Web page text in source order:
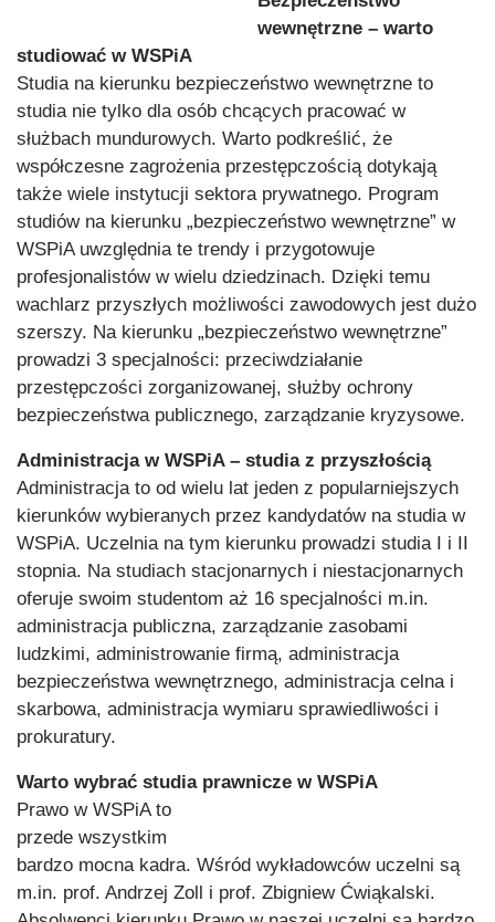
wewnętrzne – warto
studiować w WSPiA
Studia na kierunku bezpieczeństwo wewnętrzne to
studia nie tylko dla osób chcących pracować w
służbach mundurowych. Warto podkreślić, że
współczesne zagrożenia przestępczością dotykają
także wiele instytucji sektora prywatnego. Program
studiów na kierunku „bezpieczeństwo wewnętrzne” w
WSPiA uwzględnia te trendy i przygotowuje
profesjonalistów w wielu dziedzinach. Dzięki temu
wachlarz przyszłych możliwości zawodowych jest dużo
szerszy. Na kierunku „bezpieczeństwo wewnętrzne”
prowadzi 3 specjalności: przeciwdziałanie
przestępczości zorganizowanej, służby ochrony
bezpieczeństwa publicznego, zarządzanie kryzysowe.
Administracja w WSPiA – studia z przyszłością
Administracja to od wielu lat jeden z popularniejszych
kierunków wybieranych przez kandydatów na studia w
WSPiA. Uczelnia na tym kierunku prowadzi studia I i II
stopnia. Na studiach stacjonarnych i niestacjonarnych
oferuje swoim studentom aż 16 specjalności m.in.
administracja publiczna, zarządzanie zasobami
ludzkimi, administrowanie firmą, administracja
bezpieczeństwa wewnętrznego, administracja celna i
skarbowa, administracja wymiaru sprawiedliwości i
prokuratury.
Warto wybrać studia prawnicze w WSPiA
Prawo w WSPiA to
przede wszystkim
bardzo mocna kadra. Wśród wykładowców uczelni są
m.in. prof. Andrzej Zoll i prof. Zbigniew Ćwiąkalski.